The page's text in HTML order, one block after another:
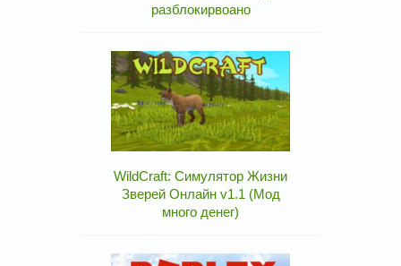
разблокирвоано
WildCraft: Симулятор Жизни
Зверей Онлайн v1.1 (Мод
много денег)